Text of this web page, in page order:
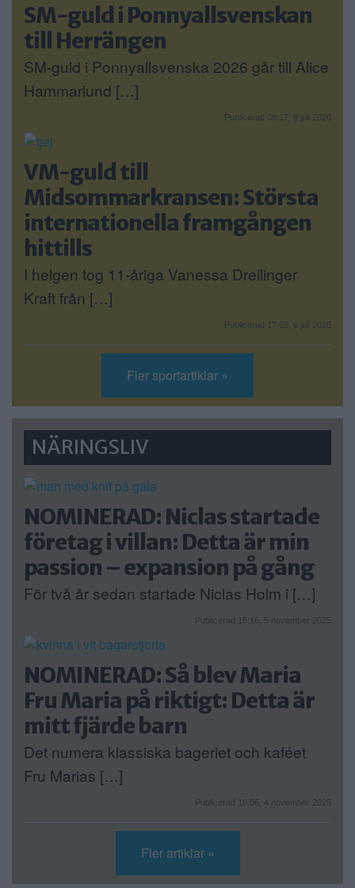
SM-guld i Ponnyallsvenskan
till Herrängen
SM-guld i Ponnyallsvenska 2026 går till Alice
Hammarlund […]
Publicerad 08:17, 9 juli 2026
VM-guld till
Midsommarkransen: Största
internationella framgången
hittills
I helgen tog 11-åriga Vanessa Dreilinger
Kraft från […]
Publicerad 17:02, 6 juli 2026
Fler sportartiklar »
NÄRINGSLIV
NOMINERAD: Niclas startade
företag i villan: Detta är min
passion – expansion på gång
För två år sedan startade Niclas Holm i […]
Publicerad 16:16, 5 november 2025
NOMINERAD: Så blev Maria
Fru Maria på riktigt: Detta är
mitt fjärde barn
Det numera klassiska bageriet och kaféet
Fru Marias […]
Publicerad 18:06, 4 november 2025
Fler artiklar »